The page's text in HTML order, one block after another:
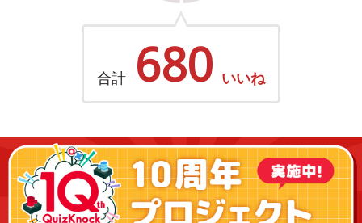
合計 680 いいね